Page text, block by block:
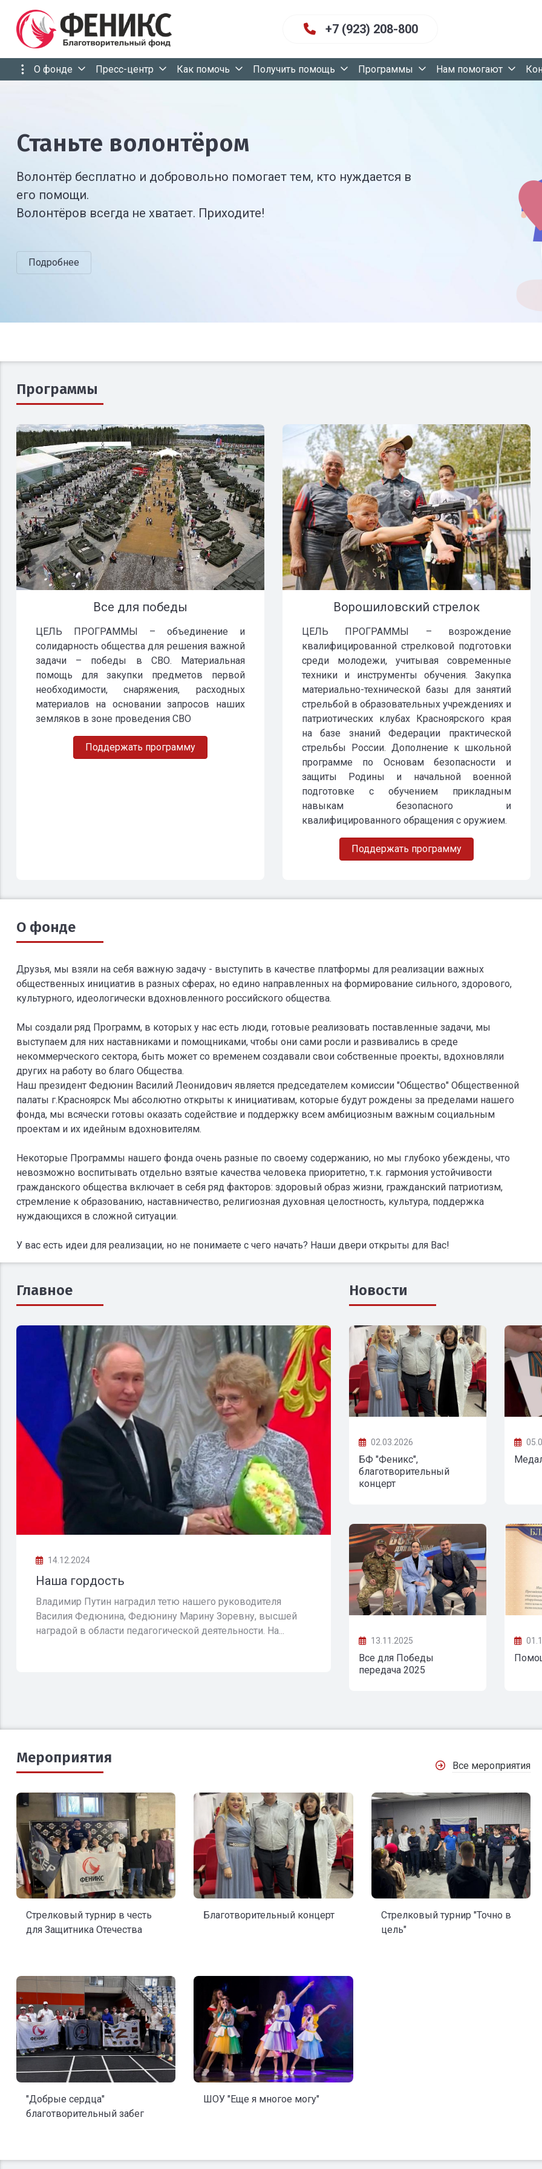
+7 (923) 208-800
О фонде Пресс-центр Как помочь Получить помощь Программы Нам помогают
Вместе меняем Мир
Спасение одного человека не меняет Мир,
но Мир точно изменится для этого человека!
Программы
Станьте волонтёром
Волонтёр бесплатно и добровольно помогает тем, кто нуждается в
его помощи.
Волонтёров всегда не хватает. Приходите!
Подробнее
Станьте волонтёром
Волонтёр бесплатно и добровольно помогает тем, кто нуждается в
его помощи.
Волонтёров всегда не хватает. Приходите!
Подробнее
Программы
Все для победы
ЦЕЛЬ ПРОГРАММЫ – объединение и
солидарность общества для решения важной
задачи – победы в СВО. Материальная
помощь для закупки предметов первой
необходимости, снаряжения, расходных
материалов на основании запросов наших
земляков в зоне проведения СВО
Ворошиловский стрелок
ЦЕЛЬ ПРОГРАММЫ – возрождение
квалифицированной стрелковой подготовки
среди молодежи, учитывая современные
техники и инструменты обучения. Закупка
материально-технической базы для занятий
стрельбой в образовательных учреждениях и
патриотических клубах Красноярского края
на базе знаний Федерации практической
стрельбы России. Дополнение к школьной
программе по Основам безопасности и
защиты Родины и начальной военной
подготовке с обучением прикладным
навыкам безопасного и
квалифицированного обращения с оружием.
О фонде
Друзья, мы взяли на себя важную задачу - выступить в качестве платформы для реализации важных
общественных инициатив в разных сферах, но едино направленных на формирование сильного, здорового,
культурного, идеологически вдохновленного российского общества.
Мы создали ряд Программ, в которых у нас есть люди, готовые реализовать поставленные задачи, мы
выступаем для них наставниками и помощниками, чтобы они сами росли и развивались в среде
некоммерческого сектора, быть может со временем создавали свои собственные проекты, вдохновляли
других на работу во благо Общества.
Наш президент Федюнин Василий Леонидович является председателем комиссии "Общество" Общественной
палаты г.Красноярск Мы абсолютно открыты к инициативам, которые будут рождены за пределами нашего
фонда, мы всячески готовы оказать содействие и поддержку всем амбициозным важным социальным
проектам и их идейным вдохновителям.
Некоторые Программы нашего фонда очень разные по своему содержанию, но мы глубоко убеждены, что
невозможно воспитывать отдельно взятые качества человека приоритетно, т.к. гармония устойчивости
гражданского общества включает в себя ряд факторов: здоровый образ жизни, гражданский патриотизм,
стремление к образованию, наставничество, религиозная духовная целостность, культура, поддержка
нуждающихся в сложной ситуации.
У вас есть идеи для реализации, но не понимаете с чего начать? Наши двери открыты для Вас!
Главное
14.12.2024
Наша гордость
Владимир Путин наградил тетю нашего руководителя
Василия Федюнина, Федюнину Марину Зоревну, высшей
наградой в области педагогической деятельности. На...
15.08.2024
Все для Победы в СМИ
Все для Победы. Телеканал Енисей
на передачу нашего рукводителя
Новости
02.03.2026
БФ "Феникс",
благотворительный
концерт
13.11.2025
Все для Победы
передача 2025
Мероприятия Все мероприятия
Стрелковый турнир в честь
для Защитника Отечества
Благотворительный концерт
Стрелковый турнир "Точно в
цель"
"Добрые сердца"
благотворительный забег
ШОУ "Еще я многое могу"